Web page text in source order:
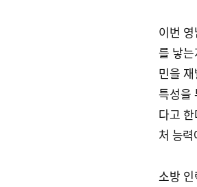
이번
를 낳
민을
특성을
다고
처 능
소방